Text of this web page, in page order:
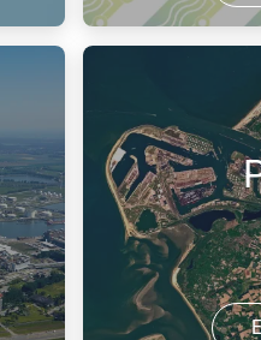
HyTrucks vise à
2025, 1 000
environ 25
les Pays-Bas, la
l'Allemagne.